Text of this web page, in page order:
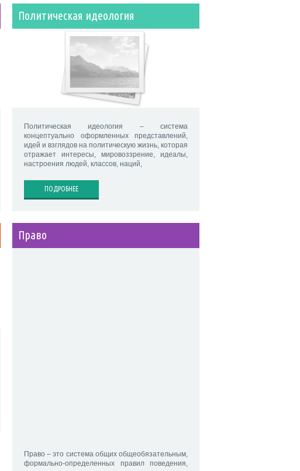
Политическая идеология
Политическая идеология – система
концептуально оформленных представлений,
идей и взглядов на политическую жизнь, которая
отражает интересы, мировоззрение, идеалы,
настроения людей, классов, наций,
ПОДРОБНЕЕ
Право
Право – это система общих общеобязательным,
формально-определенных правил поведения,